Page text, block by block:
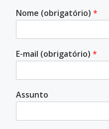
Nome (obrigatório) *
E-mail (obrigatório) *
Assunto